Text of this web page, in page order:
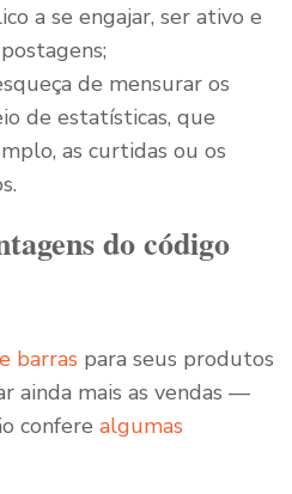
a se engajar, ser ativo e
de mensurar os
de estatísticas, que
as curtidas ou os
do código
barras para seus produtos
ainda mais as vendas —
confere algumas